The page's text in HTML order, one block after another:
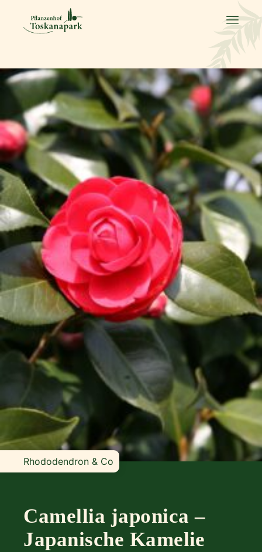
Rhododendron & Co
Camellia japonica –
Japanische Kamelie